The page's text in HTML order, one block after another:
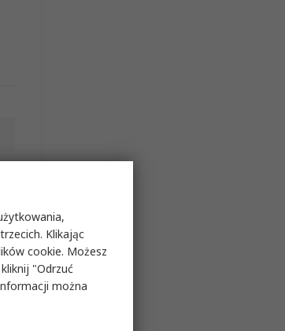
Klikając
cookie. Możesz
"Odrzuć
można